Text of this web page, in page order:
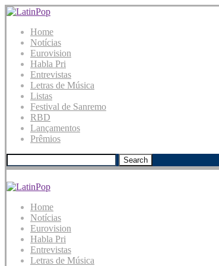
Home
Notícias
Eurovision
Habla Pri
Entrevistas
Letras de Música
Listas
Festival de Sanremo
RBD
Lançamentos
Prêmios
Search
Home
Notícias
Eurovision
Habla Pri
Entrevistas
Letras de Música